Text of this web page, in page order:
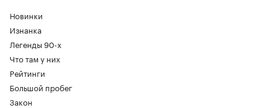
Новинки
Изнанка
Легенды 90-х
Что там у них
Рейтинги
Большой пробег
Закон